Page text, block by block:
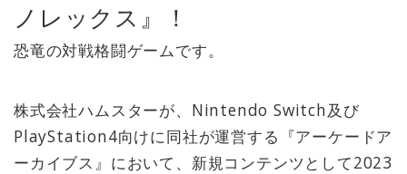
ノレックス』！
恐竜の対戦格闘ゲームです。
株式会社ハムスターが、Nintendo Switch及び
PlayStation4向けに同社が運営する『アーケードア
ーカイブス』において、新規コンテンツとして2023